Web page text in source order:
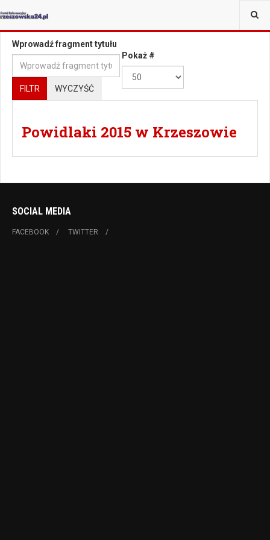
JESTEŚ TUTAJ:
Wprowadź fragment tytułu
FILTR WYCZYŚĆ
Pokaż #
Powidlaki 2015 w Krzeszowie
SOCIAL MEDIA
FACEBOOK TWITTER